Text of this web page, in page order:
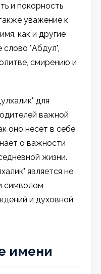
и покорность
уважение к
как и другие
"Абдул",
смирению и
для
важной
оно несет в себе
о важности
жизни.
является не
символом
и духовной
имени